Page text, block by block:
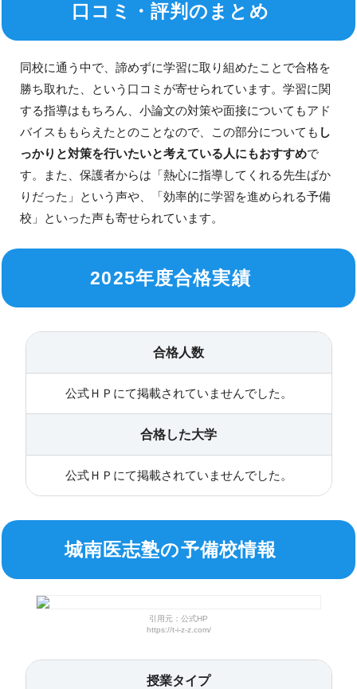
口コミ・評判のまとめ
同校に通う中で、諦めずに学習に取り組めたことで合格を
勝ち取れた、という口コミが寄せられています。学習に関
する指導はもちろん、小論文の対策や面接についてもアド
バイスももらえたとのことなので、この部分についても し
っかりと対策を行いたいと考えている人にもおすすめで
す。また、保護者からは「熱心に指導してくれる先生ばか
りだった」という声や、「効率的に学習を進められる予備
校」といった声も寄せられています。
2025年度合格実績
合格人数
公式ＨＰにて掲載されていませんでした。
合格した大学
公式ＨＰにて掲載されていませんでした。
城南医志塾の予備校情報
引用元：公式HP
https://t-i-z-z.com/
授業タイプ